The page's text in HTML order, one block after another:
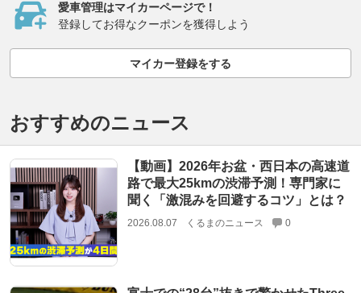
愛車管理はマイカーページで！
登録してお得なクーポンを獲得しよう
マイカー登録をする
おすすめのニュース
【動画】2026年お盆・西日本の高速道
路で最大25kmの渋滞予測！専門家に
聞く「激混みを回避するコツ」とは？
2026.08.07 くるまのニュース 0